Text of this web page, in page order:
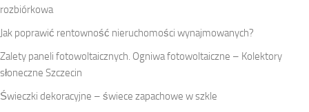
rozbiórkowa
Jak poprawić rentowność nieruchomości wynajmowanych?
Zalety paneli fotowoltaicznych. Ogniwa fotowoltaiczne – Kolektory
słoneczne Szczecin
Świeczki dekoracyjne – świece zapachowe w szkle